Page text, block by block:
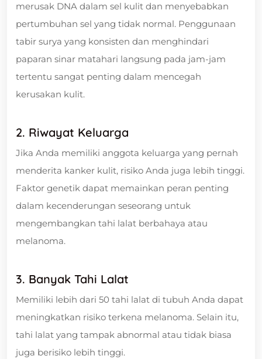
merusak DNA dalam sel kulit dan menyebabkan
pertumbuhan sel yang tidak normal. Penggunaan
tabir surya yang konsisten dan menghindari
paparan sinar matahari langsung pada jam-jam
tertentu sangat penting dalam mencegah
kerusakan kulit.
2. Riwayat Keluarga
Jika Anda memiliki anggota keluarga yang pernah
menderita kanker kulit, risiko Anda juga lebih tinggi.
Faktor genetik dapat memainkan peran penting
dalam kecenderungan seseorang untuk
mengembangkan tahi lalat berbahaya atau
melanoma.
3. Banyak Tahi Lalat
Memiliki lebih dari 50 tahi lalat di tubuh Anda dapat
meningkatkan risiko terkena melanoma. Selain itu,
tahi lalat yang tampak abnormal atau tidak biasa
juga berisiko lebih tinggi.